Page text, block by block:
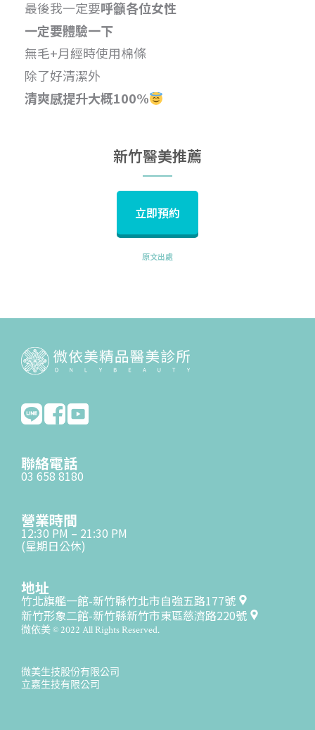
最後我一定要呼籲各位女性
一定要體驗一下
無毛+月經時使用棉條
除了好清潔外
清爽感提升大概100%
新竹醫美推薦
立即預約
原文出處
聯絡電話
03 658 8180
營業時間
12:30 PM – 21:30 PM
(星期日公休)
地址
竹北旗艦一館-新竹縣竹北市自強五路177號
新竹形象二館-新竹縣新竹市東區慈濟路220號
微依美 © 2022 All Rights Reserved.
微美生技股份有限公司
立嘉生技有限公司